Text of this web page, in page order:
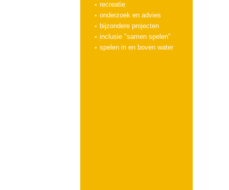
recreatie
onderzoek en advies
bijzondere projecten
inclusie "samen spelen"
spelen in en boven water